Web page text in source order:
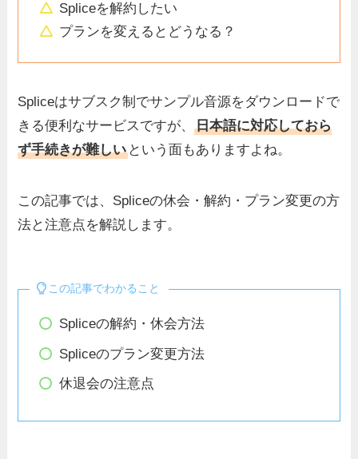
Spliceを解約したい
プランを変えるとどうなる？
Spliceはサブスク制でサンプル音源をダウンロードで
きる便利なサービスですが、日本語に対応しておら
ず手続きが難しい という面もありますよね。
この記事では、Spliceの休会・解約・プラン変更の方
法と注意点を解説します。
この記事でわかること
Spliceの解約・休会方法
Spliceのプラン変更方法
休退会の注意点